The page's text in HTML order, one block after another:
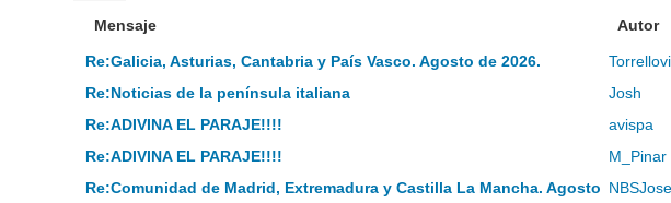
Mensaje Autor
Re:Galicia, Asturias, Cantabria y País Vasco. Agosto de 2026.
Re:Noticias de la península italiana
Josh
Re:ADIVINA EL PARAJE!!!!
avispa
Re:ADIVINA EL PARAJE!!!!
M_Pinar
Re:Comunidad de Madrid, Extremadura y Castilla La Mancha. Agosto NBSJose